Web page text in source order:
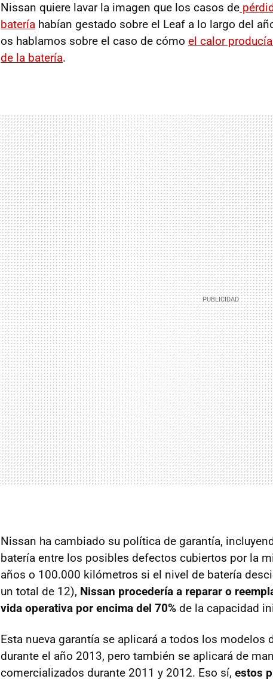
Nissan quiere lavar la imagen que los casos de
batería habían gestado sobre el Leaf a lo largo del
os hablamos sobre el caso de cómo el calor
de la batería.
Nissan ha cambiado su política de garantía,
batería entre los posibles defectos cubiertos por la
años o 100.000 kilómetros si el nivel de batería
un total de 12), Nissan procedería a reparar o
vida operativa por encima del 70% de la capacidad
Esta nueva garantía se aplicará a todos los modelos
durante el año 2013, pero también se aplicará de
comercializados durante 2011 y 2012. Eso sí, estos